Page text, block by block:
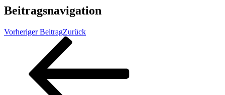
Beitragsnavigation
Vorheriger BeitragZurück